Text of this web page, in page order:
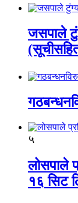
जसपाले
५
लोसपाले
१६ सिट